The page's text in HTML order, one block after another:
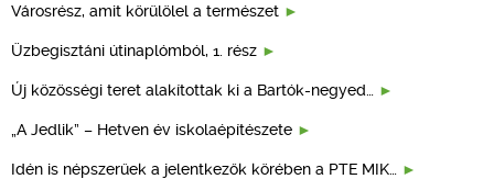
Városrész, amit körülölel a természet
Üzbegisztáni útinaplómból, 1. rész
Új közösségi teret alakítottak ki a Bartók-negyed…
„A Jedlik” – Hetven év iskolaépítészete
Idén is népszerűek a jelentkezők körében a PTE MIK…